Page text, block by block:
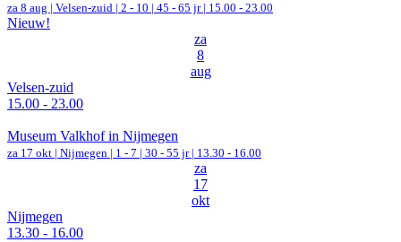
za 8 aug | Velsen-zuid | 2 - 10 | 45 - 65 jr | 15.00 - 23.00
Nieuw!
za
8
aug
Velsen-zuid
15.00 - 23.00
Museum Valkhof in Nijmegen
za 17 okt | Nijmegen | 1 - 7 | 30 - 55 jr | 13.30 - 16.00
za
17
okt
Nijmegen
13.30 - 16.00